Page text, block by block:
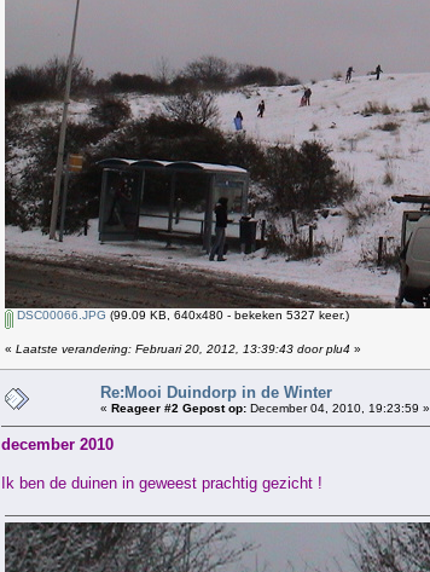
DSC00066.JPG (99.09 KB, 640x480 - bekeken 5327 keer.)
« Laatste verandering: Februari 20, 2012, 13:39:43 door plu4 »
Re:Mooi Duindorp in de Winter
« Reageer #2 Gepost op: December 04, 2010, 19:23:59 »
december 2010
Ik ben de duinen in geweest prachtig gezicht !